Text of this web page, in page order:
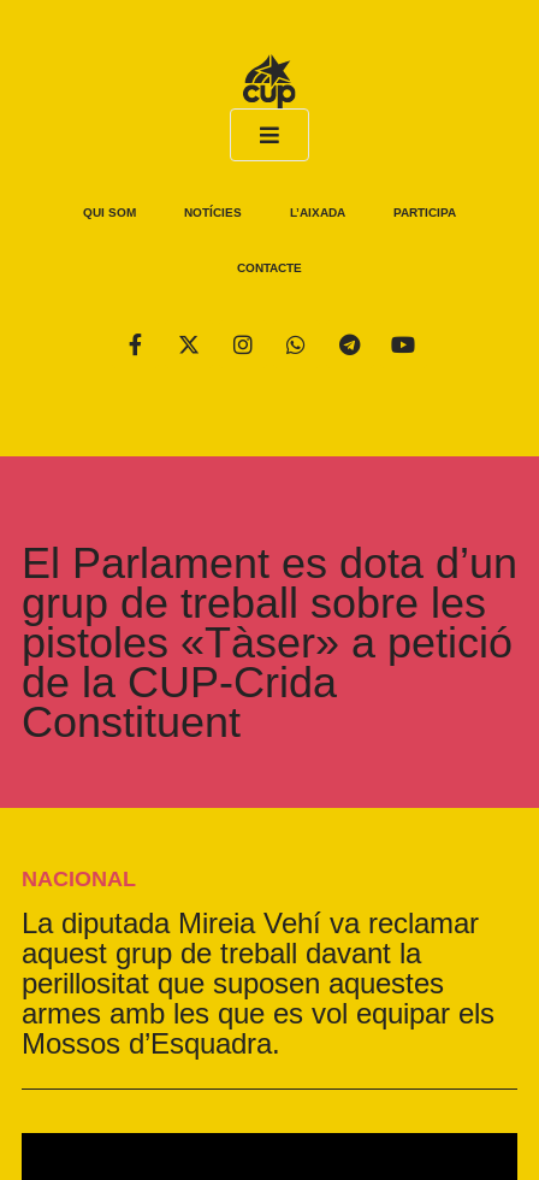
QUI SOM NOTÍCIES L’AIXADA PARTICIPA
CONTACTE
El Parlament es dota d’un
grup de treball sobre les
pistoles «Tàser» a petició
de la CUP-Crida
Constituent
NACIONAL
La diputada Mireia Vehí va reclamar
aquest grup de treball davant la
perillositat que suposen aquestes
armes amb les que es vol equipar els
Mossos d’Esquadra.